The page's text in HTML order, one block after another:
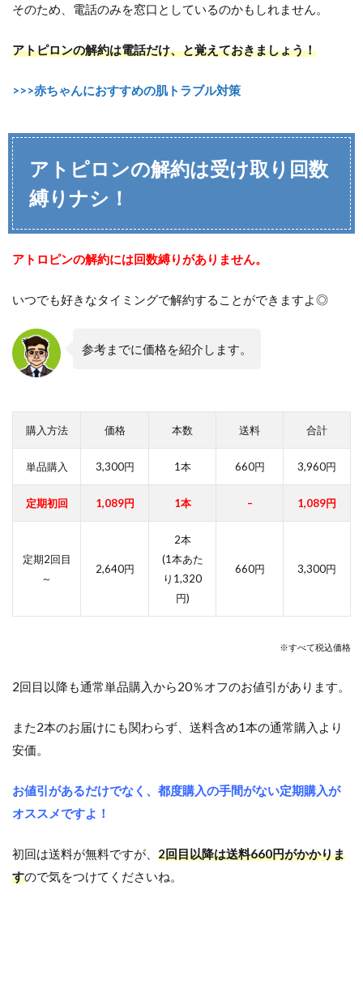
そのため、電話のみを窓口としているのかもしれません。
アトピロンの解約は電話だけ、と覚えておきましょう！
>>>赤ちゃんにおすすめの肌トラブル対策
アトピロンの解約は受け取り回数
縛りナシ！
アトロピンの解約には回数縛りがありません。
いつでも好きなタイミングで解約することができますよ◎
参考までに価格を紹介します。
購入方法 価格 本数 送料 合計
単品購入 3,300円 1本 660円 3,960円
定期初回 1,089円 1本 – 1,089円
定期2回目
～
2,640円
2本
(1本あた
り1,320
円)
660円 3,300円
※すべて税込価格
2回目以降も通常単品購入から20％オフのお値引があります。
また2本のお届けにも関わらず、送料含め1本の通常購入より
安価。
お値引があるだけでなく、都度購入の手間がない定期購入が
オススメですよ！
初回は送料が無料ですが、 2回目以降は送料660円がかかりま
すので気をつけてくださいね。